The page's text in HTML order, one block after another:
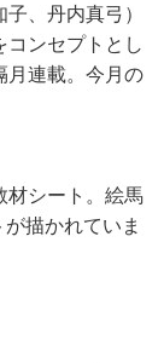
、丹内真弓）
ンセプトとし
月連載。今月の
シート。絵馬
描かれていま